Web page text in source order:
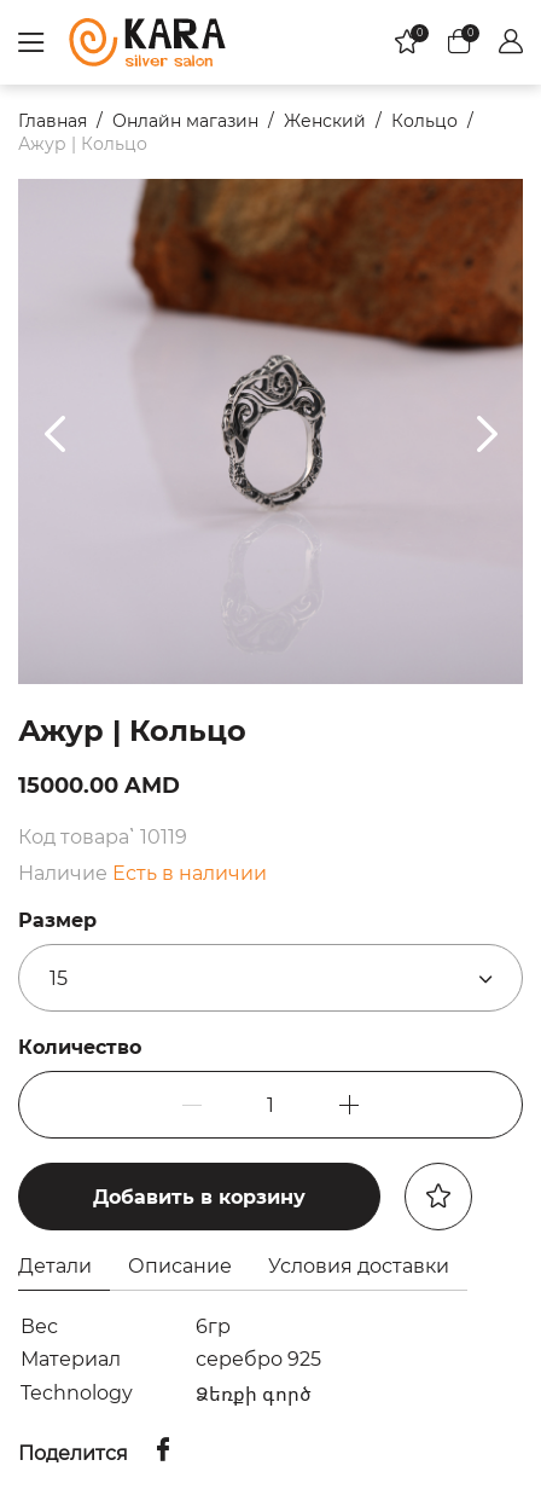
0 0
Главная Онлайн магазин Женский
Кольцо
Ажур | Кольцо
Ажур | Кольцо
15000.00 AMD
Код товара՝ 10119
Наличие Есть в наличии
Размер
15
Количество
1
Добавить в корзину
Детали Описание Условия доставки
Вес
6гр
Материал
серебро 925
Technology
Ձեռքի գործ
Поделится